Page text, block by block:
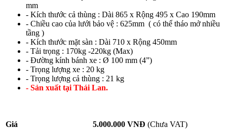
mm
- Kích thước cả thùng : Dài 865 x Rộng 495 x Cao 190mm
- Chiều cao của lưới bảo vệ : 625mm ( có thể tháo mở nhiều
tầng )
- Kích thước mặt sàn : Dài 710 x Rộng 450mm
- Tải trọng : 170kg -220kg (Max)
- Đường kính bánh xe : Ø 100 mm (4”)
- Trọng lượng xe : 20 kg
- Trọng lượng cả thùng : 21 kg
- Sản xuất tại Thái Lan.
Giá 5.000.000 VNĐ (Chưa VAT)